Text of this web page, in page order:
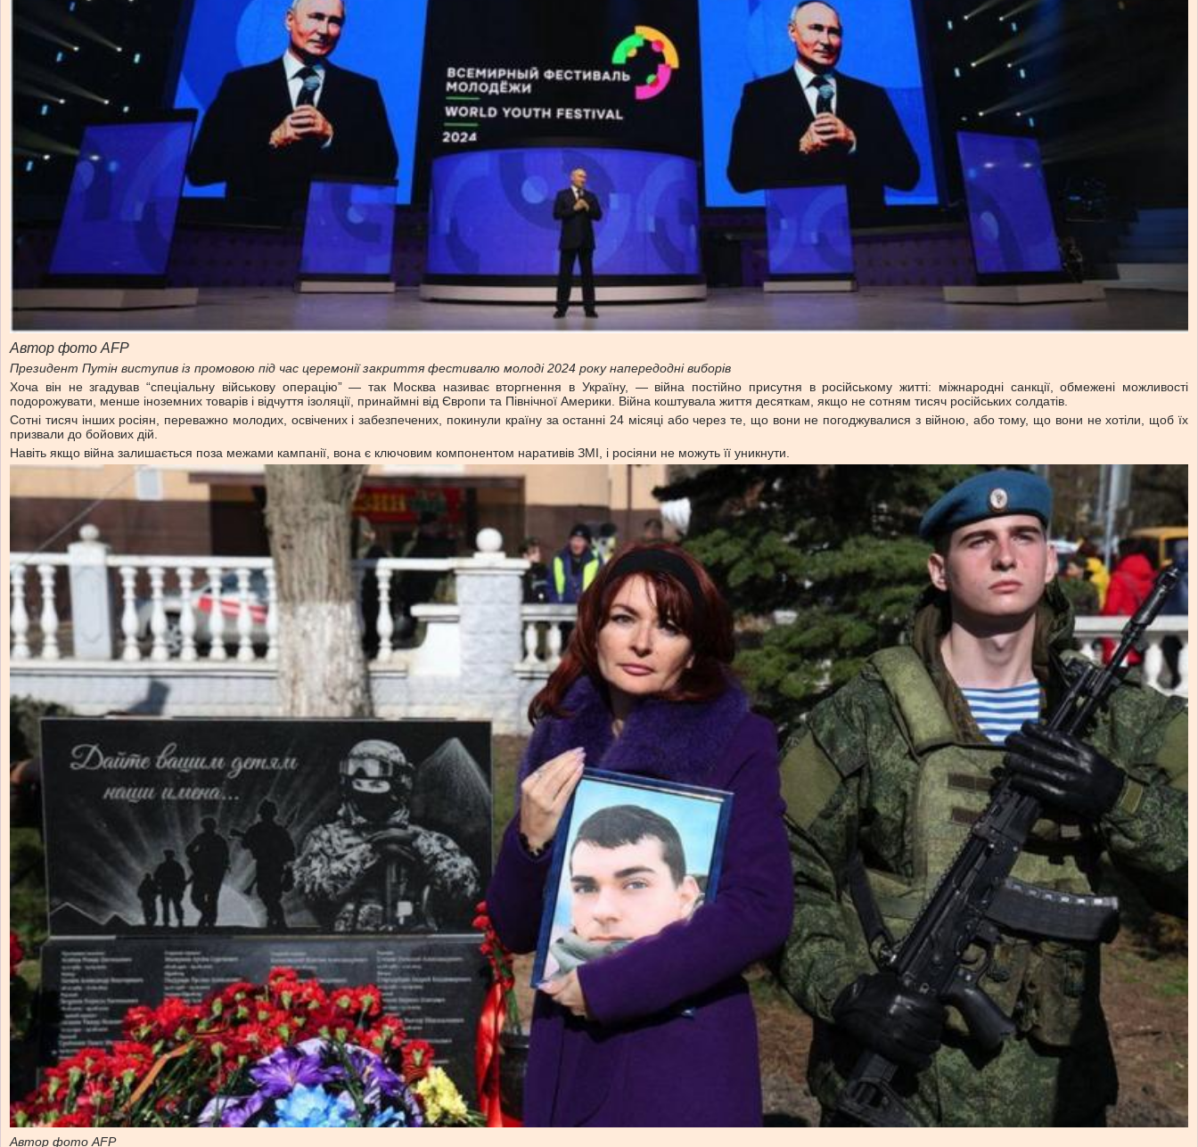
Автор фото AFP
Президент Путін виступив із промовою під час церемонії закриття фестивалю молоді 2024 року напередодні виборів
Хоча він не згадував “спеціальну військову операцію” — так Москва називає вторгнення в Україну, — війна постійно присутня в російському житті: міжнародні санкції, обмежені можливості
подорожувати, менше іноземних товарів і відчуття ізоляції, принаймні від Європи та Північної Америки. Війна коштувала життя десяткам, якщо не сотням тисяч російських солдатів.
Сотні тисяч інших росіян, переважно молодих, освічених і забезпечених, покинули країну за останні 24 місяці або через те, що вони не погоджувалися з війною, або тому, що вони не хотіли, щоб їх
призвали до бойових дій.
Навіть якщо війна залишається поза межами кампанії, вона є ключовим компонентом наративів ЗМІ, і росіяни не можуть її уникнути.
Автор фото AFP